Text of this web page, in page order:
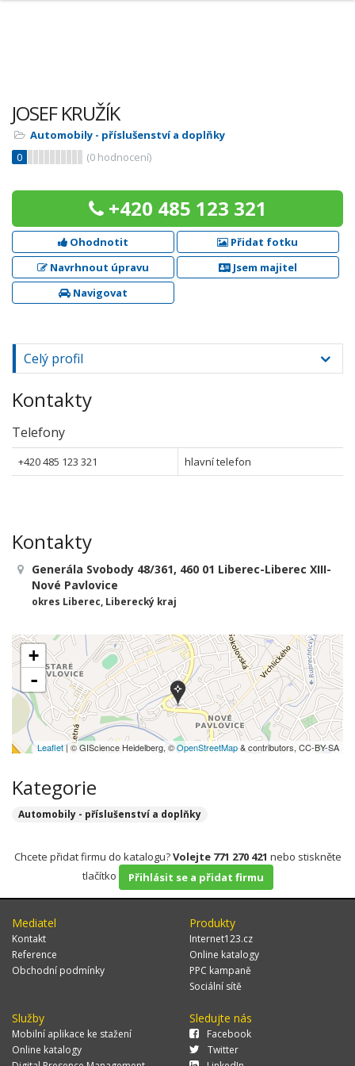
JOSEF KRUŽÍK
Automobily - příslušenství a doplňky
0
(0 hodnocení)
+420 485 123 321
Ohodnotit
Přidat fotku
Navrhnout úpravu
Jsem majitel
Navigovat
Celý profil
Kontakty
Telefony
+420 485 123 321 hlavní telefon
Kontakty
Generála Svobody 48/361, 460 01 Liberec-Liberec XIII-
Nové Pavlovice
okres Liberec, Liberecký kraj
+
-
Leaflet| © GIScience Heidelberg, ©OpenStreetMap& contributors, CC-BY-SA
Kategorie
Automobily - příslušenství a doplňky
Chcete přidat firmu do katalogu?Volejte 771 270 421 nebo stiskněte
tlačítko
Přihlásit se a přidat firmu
Mediatel
Kontakt
Reference
Obchodní podmínky
Produkty
Internet123.cz
Online katalogy
PPC kampaně
Sociální sítě
Služby
Mobilní aplikace ke stažení
Online katalogy
Sledujte nás
Facebook
Twitter